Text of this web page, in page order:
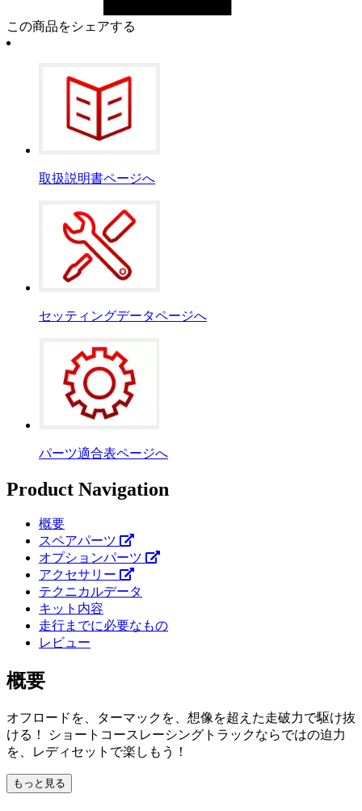
この商品をシェアする
取扱説明書ページへ
セッティングデータページへ
パーツ適合表ページへ
Product Navigation
概要
スペアパーツ
オプションパーツ
アクセサリー
テクニカルデータ
キット内容
走行までに必要なもの
レビュー
概要
オフロードを、ターマックを、想像を超えた走破力で駆け抜
ける！ ショートコースレーシングトラックならではの迫力
を、レディセットで楽しもう！
もっと見る